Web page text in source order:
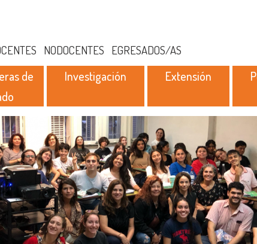
NODOCENTES EGRESADOS/AS
de
Investigación Extensión